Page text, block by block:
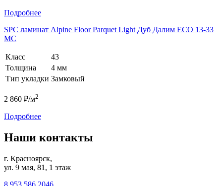
Подробнее
SPC ламинат Alpine Floor Parquet Light Дуб Далим ЕСО 13-33
MC
Класс
43
Толщина
4 мм
Тип укладки Замковый
2 860 ₽/м2
Подробнее
Наши контакты
г. Красноярск,
ул. 9 мая, 81, 1 этаж